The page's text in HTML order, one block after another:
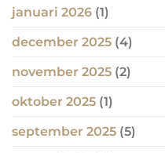
januari 2026 (1)
december 2025 (4)
november 2025 (2)
oktober 2025 (1)
september 2025 (5)